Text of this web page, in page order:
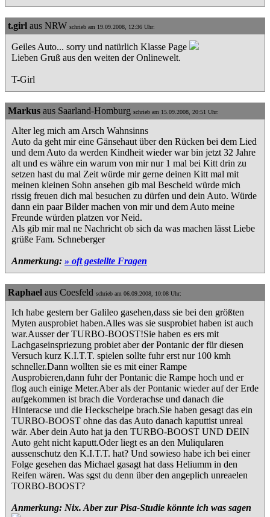
t.girl aus NRW schrieb am 19.09.2008, 12:36 Uhr:
Geiles Auto... sorry und natürlich Klasse Page
Lieben Gruß aus den weiten der Onlinewelt.
T-Girl
Markus aus Saarland-Homburg schrieb am 15.09.2008, 20:51 Uhr:
Alter leg mich am Arsch Wahnsinns
Auto da geht mir eine Gänsehaut über den Rücken bei dem Lied
und dem Auto da werden Kindheit wieder war bin jetzt 32 Jahre
alt und es währe ein warum von mir nur 1 mal bei Kitt drin zu
setzen hast du mal Zeit würde mir gerne deinen Kitt mal mit
meinen kleinen Sohn ansehen gib mal Bescheid würde mich
rissig freuen dich mal besuchen zu dürfen und dein Auto. Würde
dann ein paar Bilder machen von mir und dem Auto meine
Freunde würden platzen vor Neid.
Als gib mir mal ne Nachricht ob sich da was machen lässt Liebe
grüße Fam. Schneberger
Anmerkung: » oft gestellte Fragen
Raphael aus Coesfeld schrieb am 06.09.2008, 10:08 Uhr:
Ich habe gestern ber Galileo gasehen,dass sie bei den größten
Myten ausprobiet haben.Alles was sie susprobiet haben ist auch
war.Ausser der TURBO-BOOST!Sie haben es ers mit
Lachgaseinspriezung probiet aber der Pontanic der für diesen
Versuch kurz K.I.T.T. spielen sollte fuhr erst nur 100 kmh
schneller.Dann wollten sie es mit einer Rampe
Ausprobieren,dann fuhr der Pontanic die Rampe hoch und er
flog auch einige Meter.Aber als der Pontanic wieder auf der Erde
aufgekommen ist brach die Vorderachse und danach die
Hinteracse und die Heckscheipe brach.Sie haben gesagt das ein
TURBO-BOOST ohne das das Auto danach kaputtist unreal
wär. Aber dein Auto hat ja den TURBO-BOOST UND DEIN
Auto geht nicht kaputt.Oder liegt es an den Muliqularen
aussenschutz den K.I.T.T. hat? Und sowieso habe ich bei einer
Folge gesehen das Michael gasagt hat dass Heliumm in den
Reifen wären. Was sgst du denn über den angeplich unreaelen
TORBO-BOOST?
Anmerkung: Nix. Aber zur Pisa-Studie könnte ich was sagen